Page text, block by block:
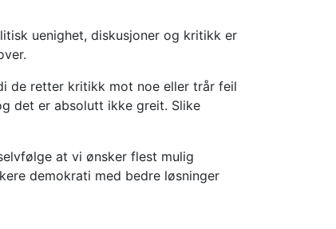
uenighet, diskusjoner og kritikk er
de retter kritikk mot noe eller trår feil
det er absolutt ikke greit. Slike
at vi ønsker flest mulig
demokrati med bedre løsninger